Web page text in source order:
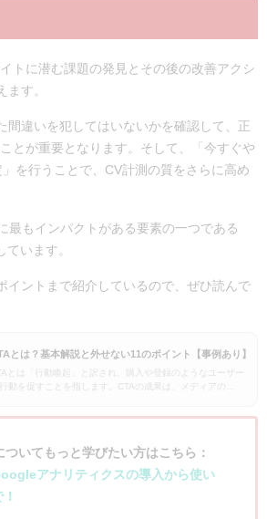
トに潜む課題の発見とその後の改善アクシ
ます。
間違いを犯してはいないかを確認して、正
とが重要となります。そして、「今すぐや
を行うことで、CV計測の質をさらに高め
最もインパクトがある要素の一つである
ています。
イントまで紹介しているので、ぜひ読んで
とは？基本解説と外せない11のポイント【事例あり】
とは「行動喚起」と訳され、購入や登録のようなユーザー
行動を促すことを指します。CTAの成果は、メディアの
いてもっと学びたい方はこちら：
アナリティクスの導入から使い